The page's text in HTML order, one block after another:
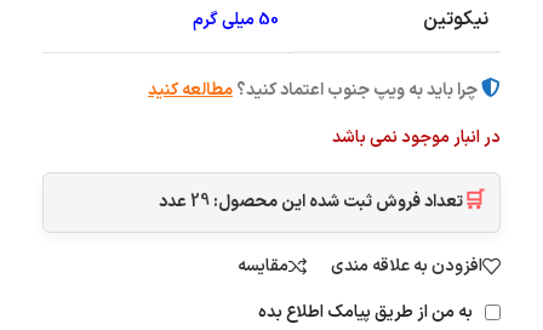
نیکوتین 50 میلی گرم
چرا باید به ویپ جنوب اعتماد کنید؟مطالعه کنید
در انبار موجود نمی باشد
🛒تعداد فروش ثبت شده این محصول:29 عدد
افزودن به علاقه مندی
مقایسه
به من از طریق پیامک اطلاع بده